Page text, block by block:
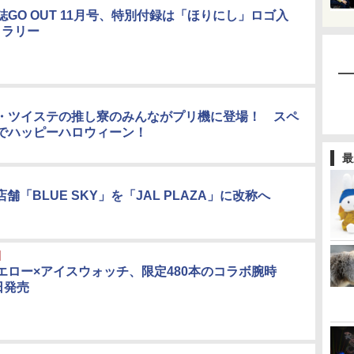
GO OUT 11月号、特別付録は「ほりにし」ロゴ入
リー
ツイステの推し寮のみんながプリ機に登場！ スペ
ハッピーハロウィーン！
舗「BLUE SKY」を「JAL PLAZA」に改称へ
ロー×アイスウォッチ、限定480本のコラボ腕時
発売